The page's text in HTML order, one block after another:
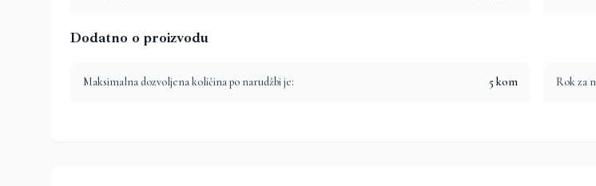
Dodatno o proizvodu
Maksimalna dozvoljena količina po narudžbi je: 5 kom Rok za